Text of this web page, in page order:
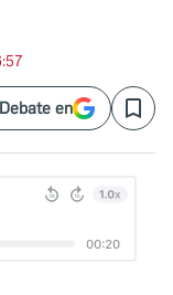
en Save